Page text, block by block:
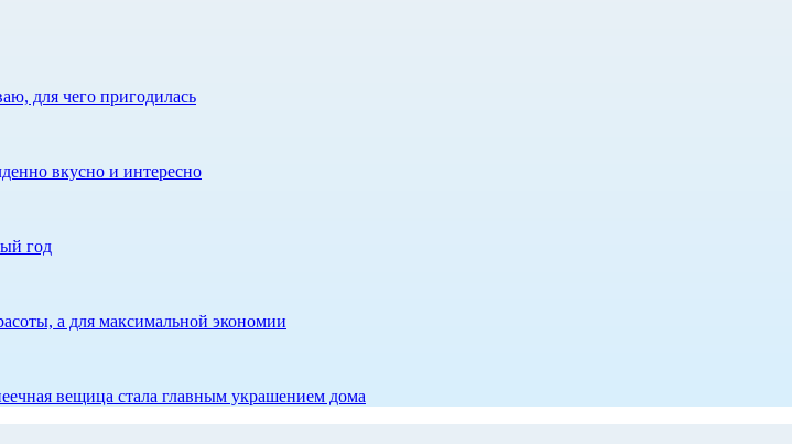
для чего пригодилась
вкусно и интересно
год
а для максимальной экономии
вещица стала главным украшением дома